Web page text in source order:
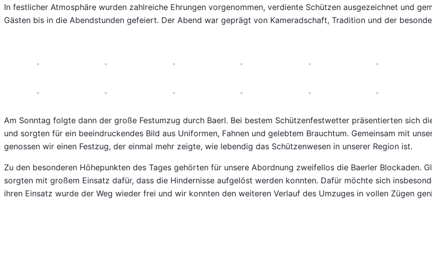
In festlicher Atmosphäre wurden zahlreiche Ehrungen vorgenommen, verdiente Schützen ausgezeichnet und
Gästen bis in die Abendstunden gefeiert. Der Abend war geprägt von Kameradschaft, Tradition und der
Am Sonntag folgte dann der große Festumzug durch Baerl. Bei bestem Schützenfestwetter präsentierten sich
und sorgten für ein beeindruckendes Bild aus Uniformen, Fahnen und gelebtem Brauchtum. Gemeinsam mit
genossen wir einen Festzug, der einmal mehr zeigte, wie lebendig das Schützenwesen in unserer Region ist.
Zu den besonderen Höhepunkten des Tages gehörten für unsere Abordnung zweifellos die Baerler Blockaden.
sorgten mit großem Einsatz dafür, dass die Hindernisse aufgelöst werden konnten. Dafür möchte sich
ihren Einsatz wurde der Weg wieder frei und wir konnten den weiteren Verlauf des Umzuges in vollen Zügen